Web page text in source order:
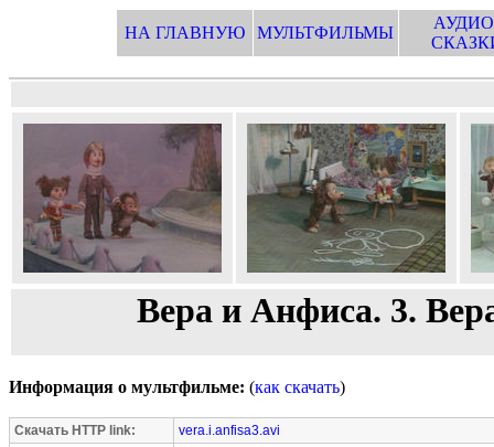
НА ГЛАВНУЮ МУЛЬТФИЛЬМЫ
Вера и Анфиса. 3.
Информация о мультфильме: (как скачать)
Скачать HTTP link:
vera.i.anfisa3.avi